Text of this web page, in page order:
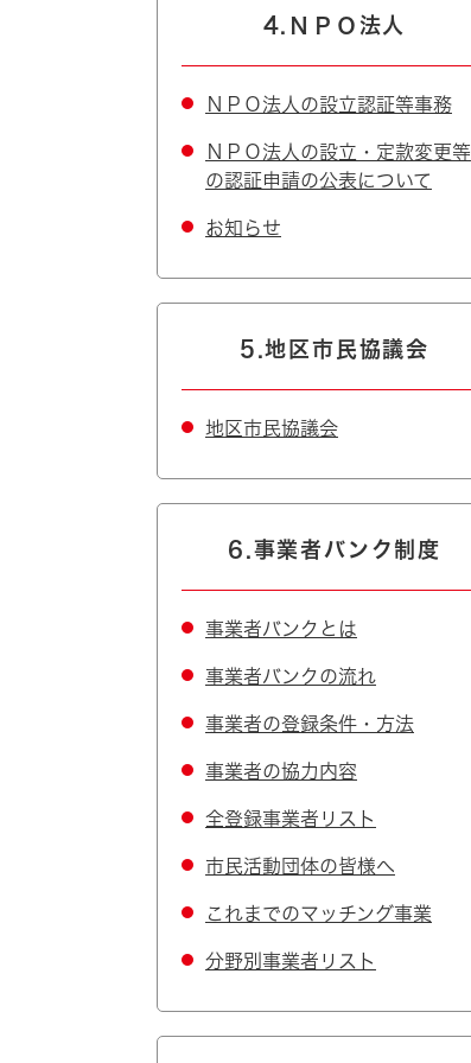
4.ＮＰＯ法人
ＮＰＯ法人の設立認証等事務
ＮＰＯ法人の設立・定款変更等
の認証申請の公表について
お知らせ
5.地区市民協議会
地区市民協議会
6.事業者バンク制度
事業者バンクとは
事業者バンクの流れ
事業者の登録条件・方法
事業者の協力内容
全登録事業者リスト
市民活動団体の皆様へ
これまでのマッチング事業
分野別事業者リスト